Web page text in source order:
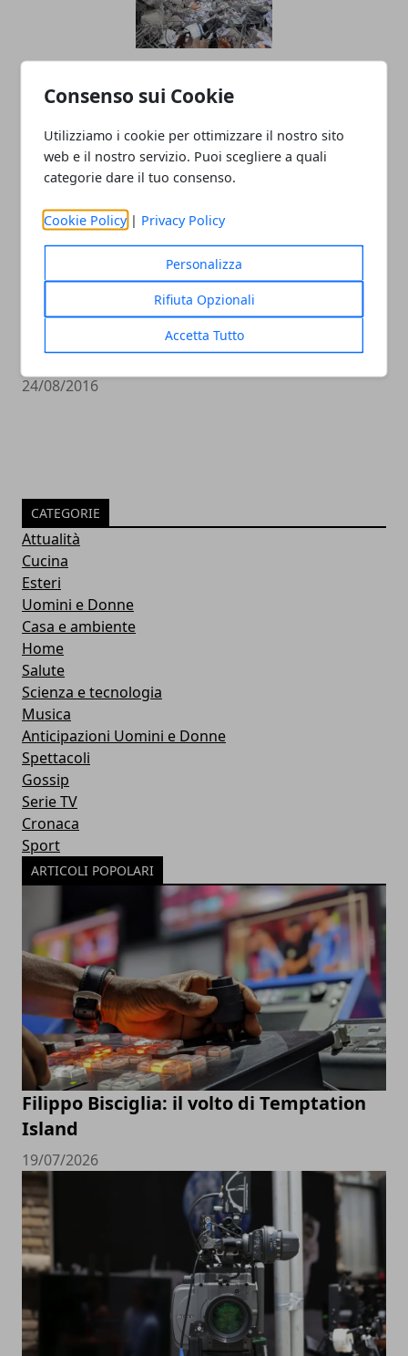
Consenso sui Cookie
Utilizziamo i cookie per ottimizzare il nostro sito
web e il nostro servizio. Puoi scegliere a quali
categorie dare il tuo consenso.
Cookie Policy | Privacy Policy
Personalizza
Rifiuta Opzionali
Accetta Tutto
Terremoto?
25/08/2016
TERREMOTO 24 AGOSTO 2016 RIETI, I
NUMERI UTILI, DONARE AL 45500
24/08/2016
CATEGORIE
Attualità
Cucina
Esteri
Uomini e Donne
Casa e ambiente
Home
Salute
Scienza e tecnologia
Musica
Anticipazioni Uomini e Donne
Spettacoli
Gossip
Serie TV
Cronaca
Sport
ARTICOLI POPOLARI
Filippo Bisciglia: il volto di Temptation
Island
19/07/2026